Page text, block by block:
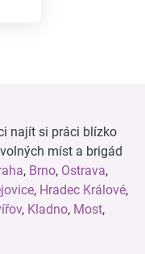
najít si práci blízko
míst a brigád
, Brno, Ostrava,
, Hradec Králové,
, Kladno, Most,